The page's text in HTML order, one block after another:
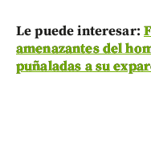
Le puede interesar:
amenazantes del
puñaladas a su